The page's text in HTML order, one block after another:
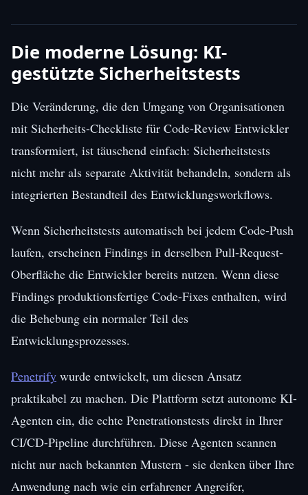
Die moderne Lösung: KI-
gestützte Sicherheitstests
Die Veränderung, die den Umgang von Organisationen
mit Sicherheits-Checkliste für Code-Review Entwickler
transformiert, ist täuschend einfach: Sicherheitstests
nicht mehr als separate Aktivität behandeln, sondern als
integrierten Bestandteil des Entwicklungsworkflows.
Wenn Sicherheitstests automatisch bei jedem Code-Push
laufen, erscheinen Findings in derselben Pull-Request-
Oberfläche die Entwickler bereits nutzen. Wenn diese
Findings produktionsfertige Code-Fixes enthalten, wird
die Behebung ein normaler Teil des
Entwicklungsprozesses.
Penetrify wurde entwickelt, um diesen Ansatz
praktikabel zu machen. Die Plattform setzt autonome KI-
Agenten ein, die echte Penetrationstests direkt in Ihrer
CI/CD-Pipeline durchführen. Diese Agenten scannen
nicht nur nach bekannten Mustern - sie denken über Ihre
Anwendung nach wie ein erfahrener Angreifer,